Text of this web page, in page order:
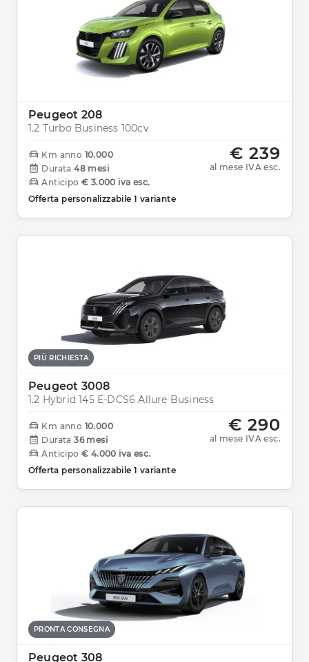
Peugeot 208
1.2 Turbo Business 100cv
€ 239
al mese IVA esc.
Km anno 10.000
Durata 48 mesi
Anticipo € 3.000 iva esc.
Offerta personalizzabile 1 variante
PIÙ RICHIESTA
Peugeot 3008
1.2 Hybrid 145 E-DCS6 Allure Business
€ 290
al mese IVA esc.
Km anno 10.000
Durata 36 mesi
Anticipo € 4.000 iva esc.
Offerta personalizzabile 1 variante
PRONTA CONSEGNA
Peugeot 308